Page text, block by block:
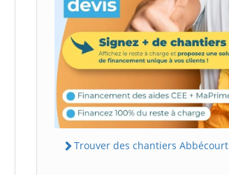
Trouver des chantiers Abbécourt